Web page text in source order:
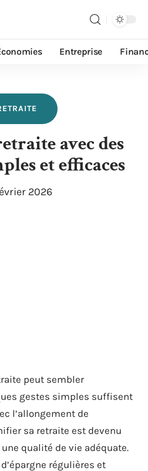
Entreprise
avec des
et efficaces
2026
peut sembler
gestes simples suffisent
l’allongement de
sa retraite est devenu
qualité de vie adéquate.
régulières et